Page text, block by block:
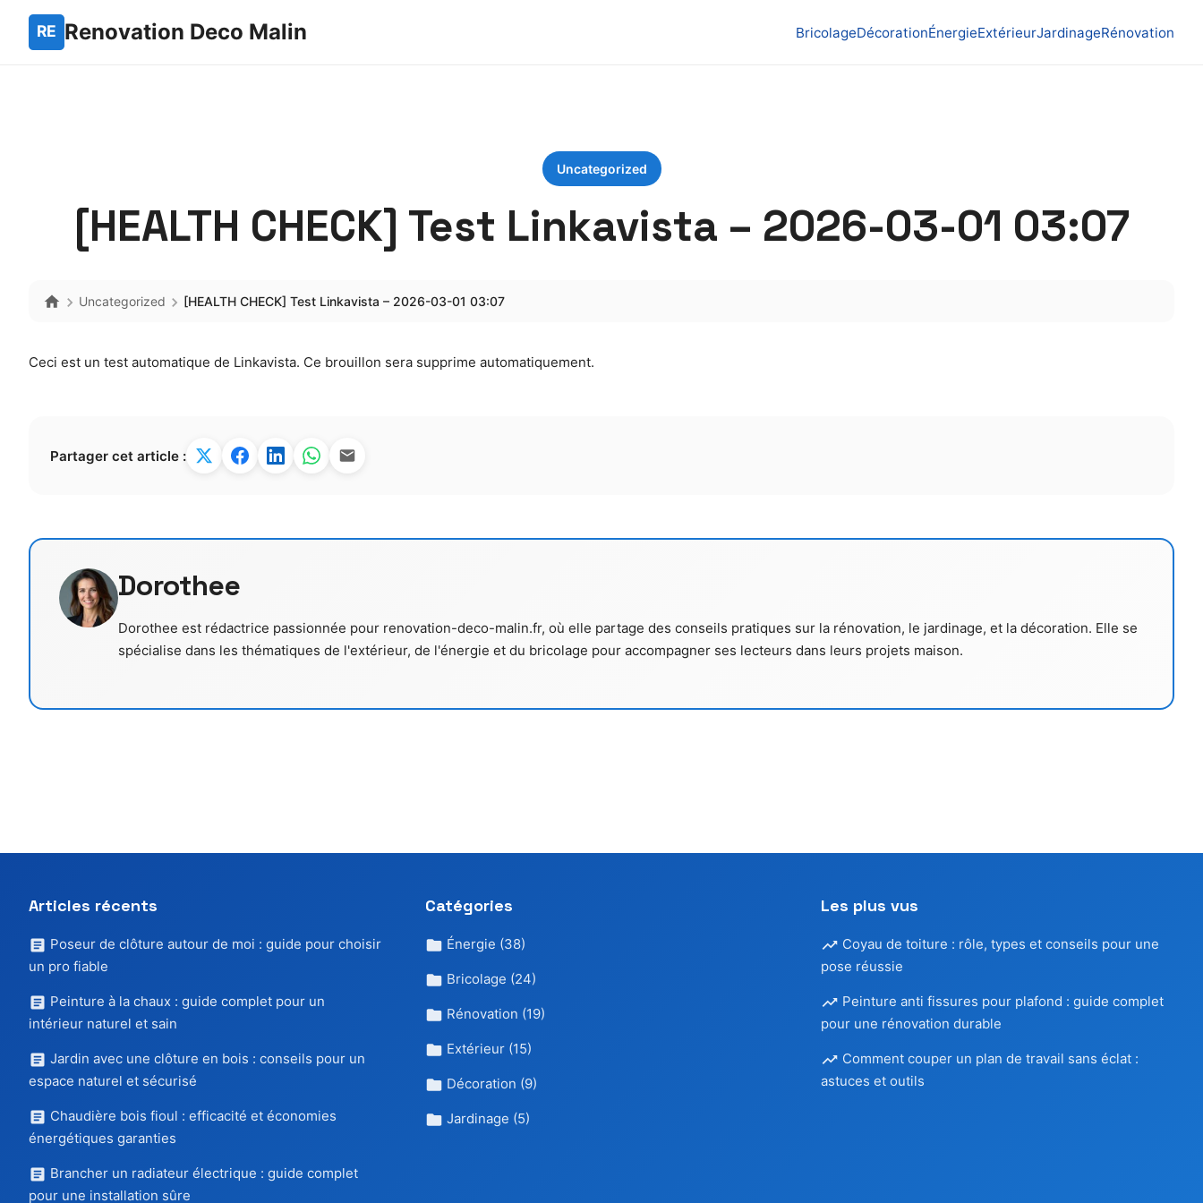
Renovation Deco Malin BricolageDécorationÉnergieExtérieurJardinageRénovation
Uncategorized
[HEALTH CHECK] Test Linkavista – 2026-03-01 03:07
Uncategorized [HEALTH CHECK] Test Linkavista – 2026-03-01 03:07
Ceci est un test automatique de Linkavista. Ce brouillon sera supprime automatiquement.
Partager cet article :
Dorothee
Dorothee est rédactrice passionnée pour renovation-deco-malin.fr, où elle partage des conseils pratiques sur la rénovation, le jardinage, et la décoration. Elle se
spécialise dans les thématiques de l'extérieur, de l'énergie et du bricolage pour accompagner ses lecteurs dans leurs projets maison.
Articles récents
Poseur de clôture autour de moi : guide pour choisir
un pro fiable
Peinture à la chaux : guide complet pour un
intérieur naturel et sain
Jardin avec une clôture en bois : conseils pour un
espace naturel et sécurisé
Chaudière bois fioul : efficacité et économies
énergétiques garanties
Brancher un radiateur électrique : guide complet
pour une installation sûre
Catégories
Énergie (38)
Bricolage (24)
Rénovation (19)
Extérieur (15)
Décoration (9)
Jardinage (5)
Les plus vus
Coyau de toiture : rôle, types et conseils pour une
pose réussie
Peinture anti fissures pour plafond : guide complet
pour une rénovation durable
Comment couper un plan de travail sans éclat :
astuces et outils